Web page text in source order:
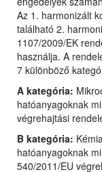
Az 1. harmonizált
található 2.
1107/2009/EK
használja. A
7 különböző
A kategória:
hatóanyagoknak
végrehajtási
B kategória:
hatóanyagoknak
540/2011/EU